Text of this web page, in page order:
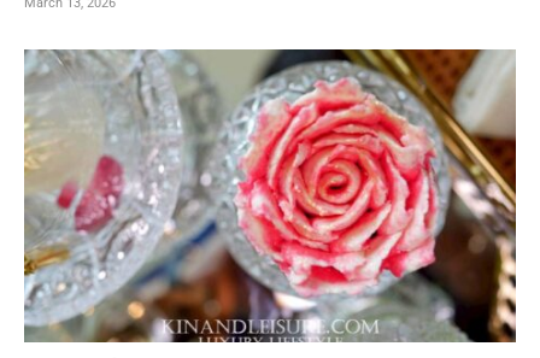
March 13, 2026